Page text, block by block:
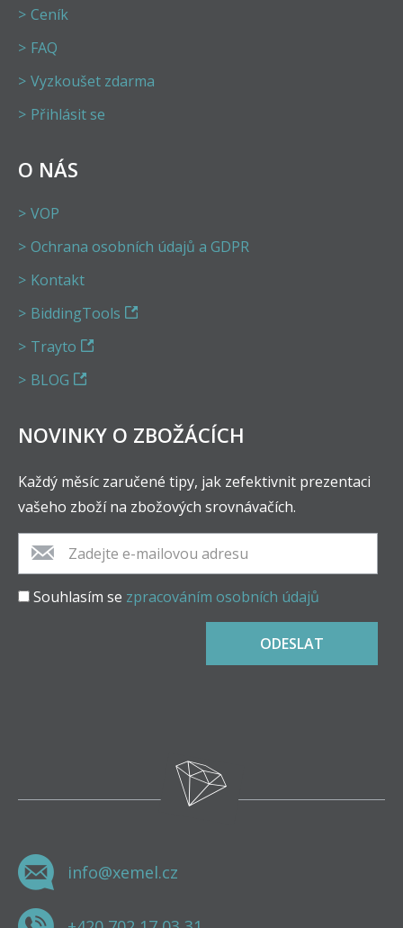
Ceník
FAQ
Vyzkoušet zdarma
Přihlásit se
O NÁS
VOP
Ochrana osobních údajů a GDPR
Kontakt
BiddingTools
Trayto
BLOG
NOVINKY O ZBOŽÁCÍCH
Každý měsíc zaručené tipy, jak zefektivnit prezentaci
vašeho zboží na zbožových srovnávačích.
Souhlasím se zpracováním osobních údajů
ODESLAT
info@xemel.cz